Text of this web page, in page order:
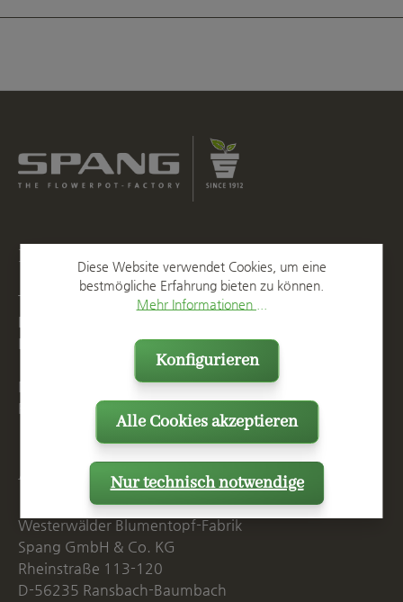
Kontakt
T
+49 2623 887 0
F
E
Mo. - Do. 07:15 - 16:00 Uhr
Fr. bis 14:00 Uhr
Anschrift
Westerwälder Blumentopf-Fabrik
Spang GmbH & Co. KG
Rheinstraße 113-120
D-56235 Ransbach-Baumbach
Diese Website verwendet Cookies, um eine
bestmögliche Erfahrung bieten zu können.
Mehr Informationen ...
Nur technisch notwendige
Konfigurieren
Alle Cookies akzeptieren